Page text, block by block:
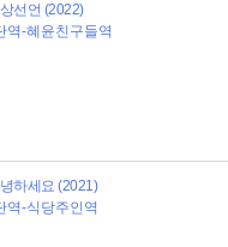
선언 (2022)
역-혜윤친구들역
하세요 (2021)
역-식당주인역